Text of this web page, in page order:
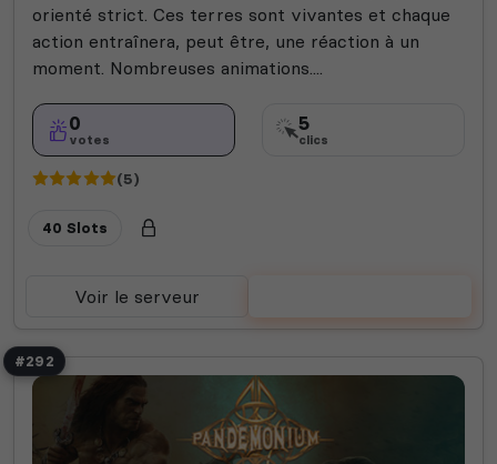
orienté strict. Ces terres sont vivantes et chaque
action entraînera, peut être, une réaction à un
moment. Nombreuses animations....
0
votes
5
clics
(5)
40 Slots
Voir le serveur
#292